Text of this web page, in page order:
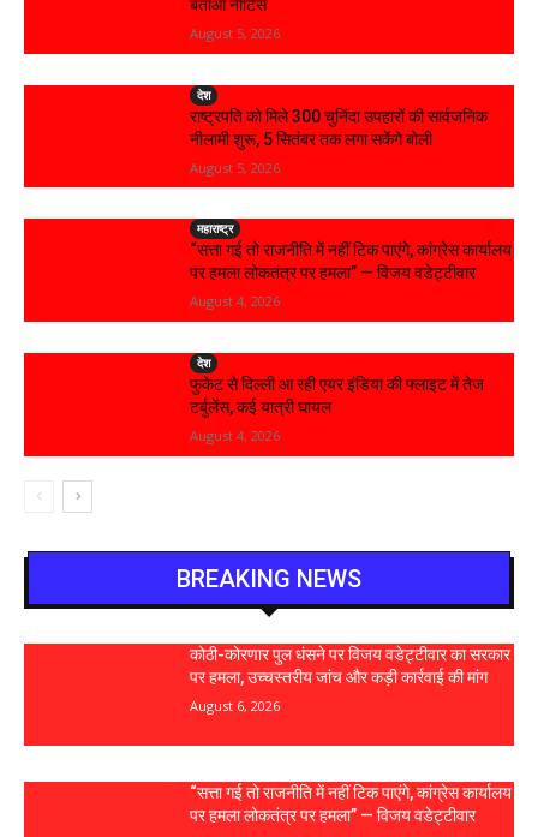
बताओ नोटिस
August 5, 2026
देश
राष्ट्रपति को मिले 300 चुनिंदा उपहारों की सार्वजनिक
नीलामी शुरू, 5 सितंबर तक लगा सकेंगे बोली
August 5, 2026
महाराष्ट्र
“सत्ता गई तो राजनीति में नहीं टिक पाएंगे, कांग्रेस कार्यालय
पर हमला लोकतंत्र पर हमला” — विजय वडेट्टीवार
August 4, 2026
देश
फुकेट से दिल्ली आ रही एयर इंडिया की फ्लाइट में तेज
टर्बुलेंस, कई यात्री घायल
August 4, 2026
BREAKING NEWS
कोठी-कोरणार पुल धंसने पर विजय वडेट्टीवार का सरकार
पर हमला, उच्चस्तरीय जांच और कड़ी कार्रवाई की मांग
August 6, 2026
“सत्ता गई तो राजनीति में नहीं टिक पाएंगे, कांग्रेस कार्यालय
पर हमला लोकतंत्र पर हमला” — विजय वडेट्टीवार